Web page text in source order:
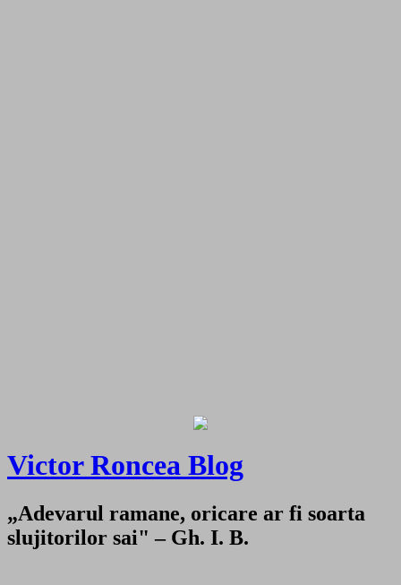
Victor Roncea Blog
„Adevarul ramane, oricare ar fi soarta
slujitorilor sai" – Gh. I. B.